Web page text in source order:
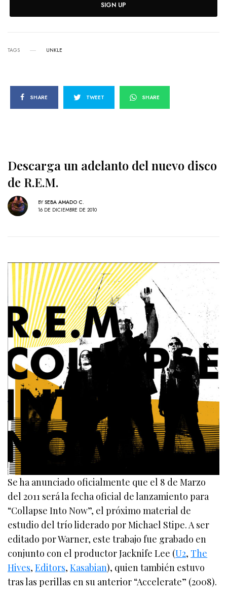
SIGN UP
TAGS UNKLE
SHARE TWEET SHARE
Descarga un adelanto del nuevo disco
de R.E.M.
BY SEBA AMADO C.
16 DE DICIEMBRE DE 2010
Se ha anunciado oficialmente que el 8 de Marzo
del 2011 será la fecha oficial de lanzamiento para
“Collapse Into Now”, el próximo material de
estudio del trío liderado por Michael Stipe. A ser
editado por Warner, este trabajo fue grabado en
conjunto con el productor Jacknife Lee (U2, The
Hives,Editors,Kasabian), quien también estuvo
tras las perillas en su anterior “Accelerate” (2008).